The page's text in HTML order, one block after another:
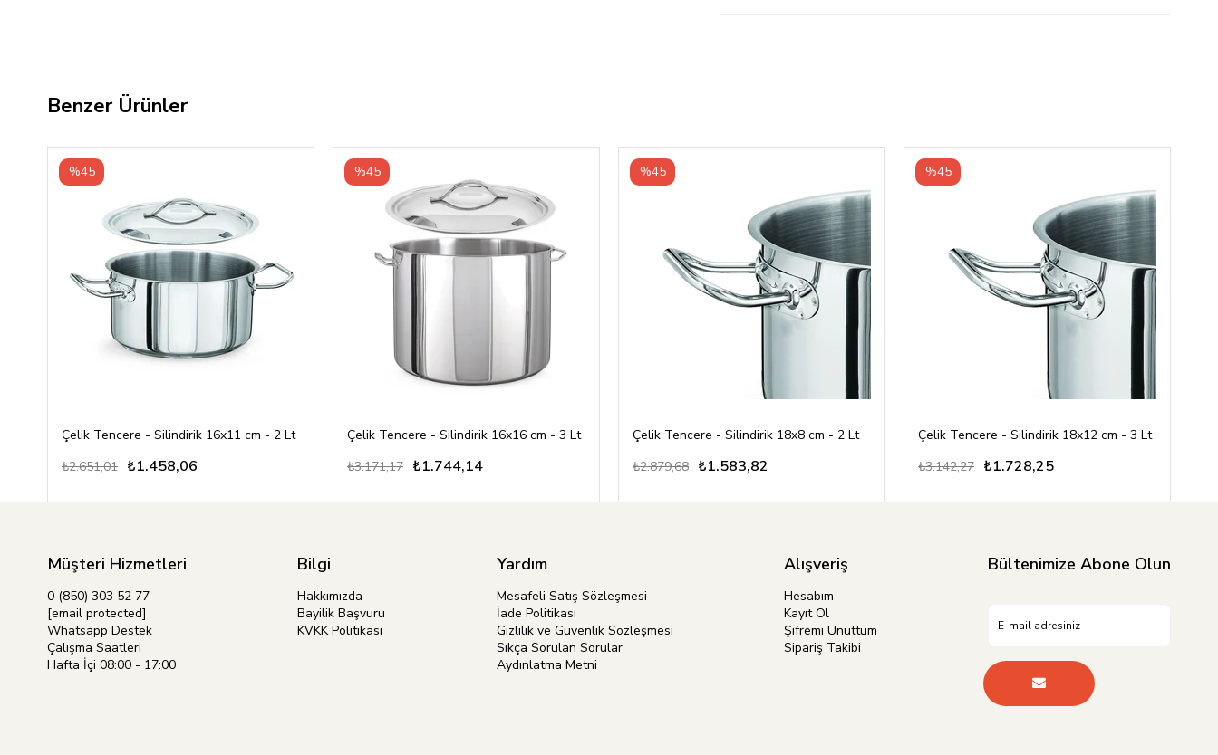
Benzer Ürünler
Çelik Tencere - Silindirik 16x11 cm - 2 Lt
₺1.458,06
₺2.651,01
%45
Çelik Tencere - Silindirik 16x16 cm - 3 Lt
₺1.744,14
₺3.171,17
%45
Çelik Tencere - Silindirik 18x8 cm - 2 Lt
₺1.583,82
₺2.879,68
%45
Çelik Tencere - Silindirik 18x12 cm - 3 Lt
₺1.728,25
₺3.142,27
%45
Müşteri Hizmetleri
0 (850) 303 52 77
[email protected]
Whatsapp Destek
Çalışma Saatleri
Hafta İçi 08:00 - 17:00
Bilgi
Hakkımızda
Bayilik Başvuru
KVKK Politikası
Yardım
Mesafeli Satış Sözleşmesi
İade Politikası
Gizlilik ve Güvenlik Sözleşmesi
Sıkça Sorulan Sorular
Aydınlatma Metni
Alışveriş
Hesabım
Kayıt Ol
Şifremi Unuttum
Sipariş Takibi
Bültenimize Abone Olun